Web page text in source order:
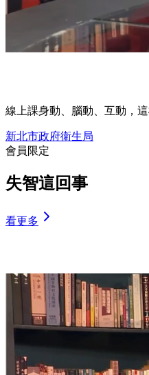
線上課身動、腦動、互動，
新北市政府衛生局
會員限定
失智這回事
看更多